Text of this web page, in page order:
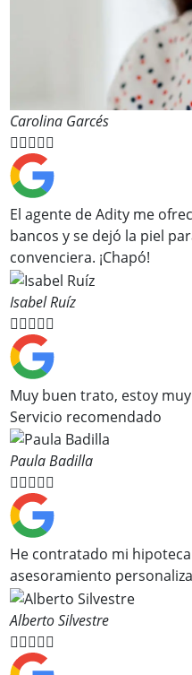
Carolina Garcés

El agente de Adity me
bancos y se dejó la piel
convenciera. ¡Chapó!
Isabel Ruíz

Muy buen trato, estoy
Servicio recomendado
Paula Badilla

He contratado mi
asesoramiento
Alberto Silvestre
